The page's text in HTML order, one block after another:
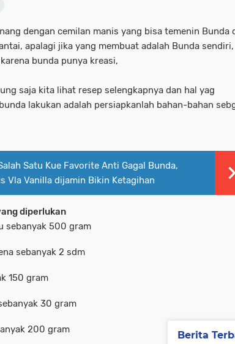
dengan cemilan manis yang bisa temenin Bunda
apalagi jika yang membuat adalah Bunda sendiri,
bunda punya kreasi,
saja kita lihat resep selengkapnya dan hal yag
lakukan adalah persiapkanlah bahan-bahan
Satu Kue Favorite Anti Gagal Bunda,
Vla Vanilla dijamin Bikin Ketagihan
diperlukan
sebanyak 500 gram
sebanyak 2 sdm
150 gram
30 gram
200 gram
Berita